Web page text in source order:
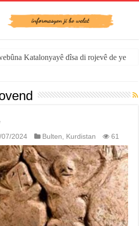
Katalonyayê dîsa di rojevê de ye
07/2024 Bulten, Kurdistan 61